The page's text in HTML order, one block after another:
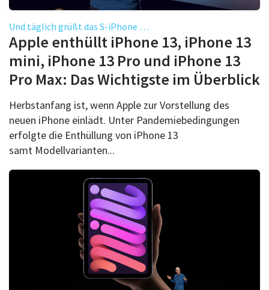
Und täglich grüßt das S-iPhone …
Apple enthüllt iPhone 13, iPhone 13
mini, iPhone 13 Pro und iPhone 13
Pro Max: Das Wichtigste im Überblick
Herbstanfang ist, wenn Apple zur Vorstellung des
neuen iPhone einlädt. Unter Pandemiebedingungen
erfolgte die Enthüllung von iPhone 13
samt Modellvarianten...